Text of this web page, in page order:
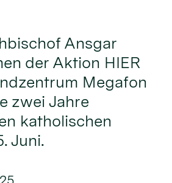
Ansgar
der Aktion HIER
Megafon
zwei Jahre
katholischen
Juni.